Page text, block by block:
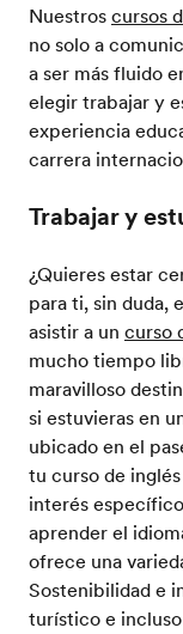
Nuestroscursos
no solo a
a ser más fluido
elegir trabajar y
experiencia
carrera
Trabajar y
¿Quieres estar
para ti, sin duda,
asistir a un curso
mucho tiempo
maravilloso
si estuvieras en
ubicado en el
tu curso de
interés
aprender el
ofrece una
Sostenibilidad e
turístico e